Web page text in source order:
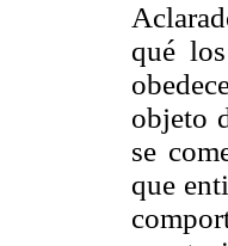
qué
objeto
se
que